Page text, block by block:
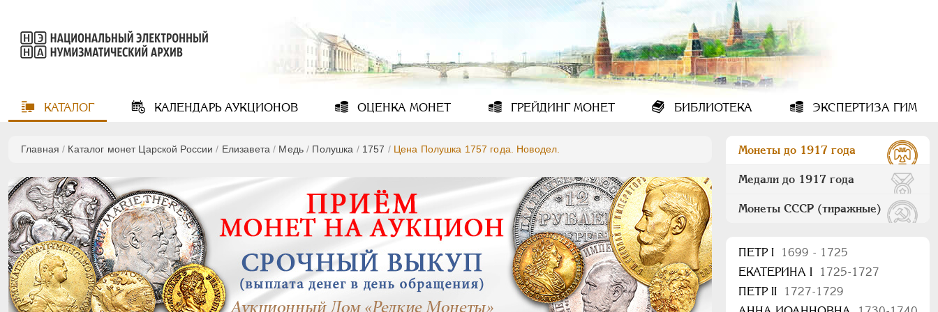
КАТАЛОГ КАЛЕНДАРЬАУКЦИОНОВ ОЦЕНКА МОНЕТ ГРЕЙДИНГМОНЕТ БИБЛИОТЕКА ЭКСПЕРТИЗА ГИМ
Главная / Каталог монет Царской России / Елизавета / Медь / Полушка / 1757 / Цена Полушка 1757 года. Новодел. Монеты до 1917 года
Медали до 1917 года
Монеты СССР (тиражные)
ПEТР I
1699 - 1725
ЕКАТЕРИНА I
1725-1727
ПЕТР II
1727-1729